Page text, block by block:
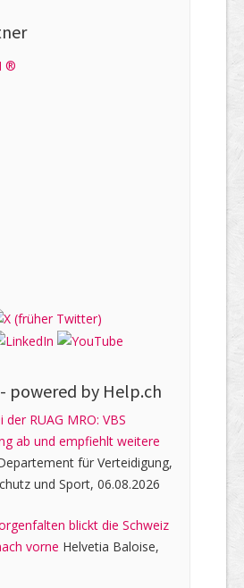
powered by Help.ch
RUAG MRO: VBS
ab und empfiehlt weitere
für Verteidigung,
und Sport, 06.08.2026
blickt die Schweiz
vorne Helvetia Baloise,